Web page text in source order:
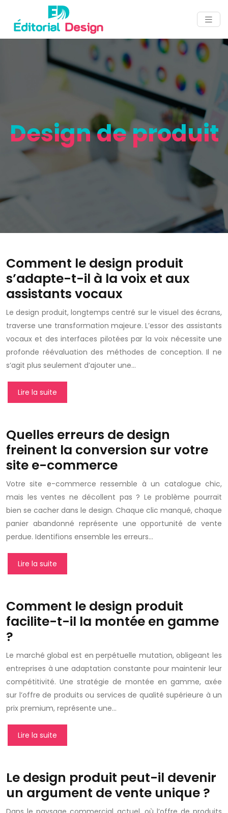
Design de produit
Comment le design produit
s’adapte-t-il à la voix et aux
assistants vocaux
Le design produit, longtemps centré sur le visuel des écrans,
traverse une transformation majeure. L’essor des assistants
vocaux et des interfaces pilotées par la voix nécessite une
profonde réévaluation des méthodes de conception. Il ne
s’agit plus seulement d’ajouter une…
Lire la suite
Quelles erreurs de design
freinent la conversion sur votre
site e-commerce
Votre site e-commerce ressemble à un catalogue chic,
mais les ventes ne décollent pas ? Le problème pourrait
bien se cacher dans le design. Chaque clic manqué, chaque
panier abandonné représente une opportunité de vente
perdue. Identifions ensemble les erreurs…
Lire la suite
Comment le design produit
facilite-t-il la montée en gamme
?
Le marché global est en perpétuelle mutation, obligeant les
entreprises à une adaptation constante pour maintenir leur
compétitivité. Une stratégie de montée en gamme, axée
sur l’offre de produits ou services de qualité supérieure à un
prix premium, représente une…
Lire la suite
Le design produit peut-il devenir
un argument de vente unique ?